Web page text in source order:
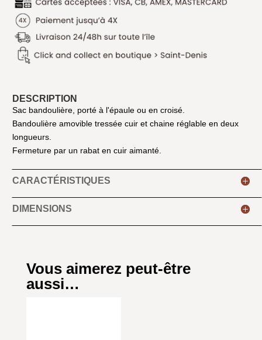
DESCRIPTION
Sac bandoulière, porté à l'épaule ou en croisé.
Bandoulière amovible tressée cuir et chaine réglable en deux
longueurs.
Fermeture par un rabat en cuir aimanté.
CARACTÉRISTIQUES
DIMENSIONS
Vous aimerez peut-être
aussi…